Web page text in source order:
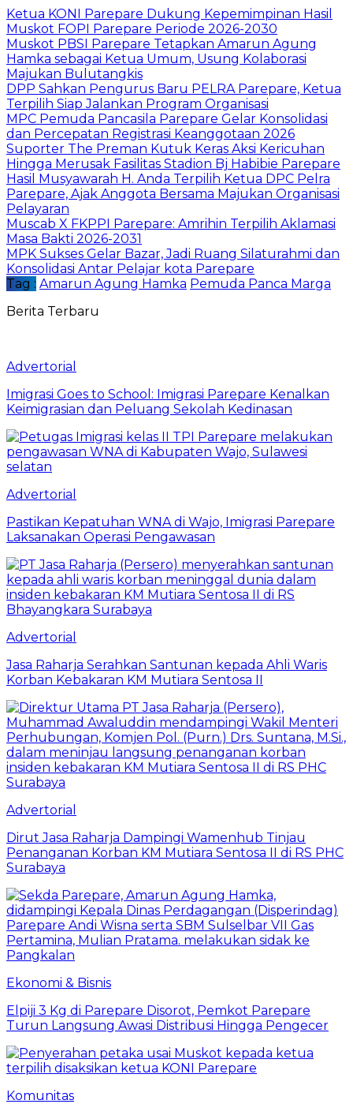
Ketua KONI Parepare Dukung Kepemimpinan Hasil
Muskot FOPI Parepare Periode 2026-2030
Muskot PBSI Parepare Tetapkan Amarun Agung
Hamka sebagai Ketua Umum, Usung Kolaborasi
Majukan Bulutangkis
DPP Sahkan Pengurus Baru PELRA Parepare, Ketua
Terpilih Siap Jalankan Program Organisasi
MPC Pemuda Pancasila Parepare Gelar Konsolidasi
dan Percepatan Registrasi Keanggotaan 2026
Suporter The Preman Kutuk Keras Aksi Kericuhan
Hingga Merusak Fasilitas Stadion Bj Habibie Parepare
Hasil Musyawarah H. Anda Terpilih Ketua DPC Pelra
Parepare, Ajak Anggota Bersama Majukan Organisasi
Pelayaran
Muscab X FKPPI Parepare: Amrihin Terpilih Aklamasi
Masa Bakti 2026-2031
MPK Sukses Gelar Bazar, Jadi Ruang Silaturahmi dan
Konsolidasi Antar Pelajar kota Parepare
Tag : Amarun Agung Hamka Pemuda Panca Marga
Berita Terbaru
Advertorial
Imigrasi Goes to School: Imigrasi Parepare Kenalkan
Keimigrasian dan Peluang Sekolah Kedinasan
Advertorial
Pastikan Kepatuhan WNA di Wajo, Imigrasi Parepare
Laksanakan Operasi Pengawasan
Advertorial
Jasa Raharja Serahkan Santunan kepada Ahli Waris
Korban Kebakaran KM Mutiara Sentosa II
Advertorial
Dirut Jasa Raharja Dampingi Wamenhub Tinjau
Penanganan Korban KM Mutiara Sentosa II di RS PHC
Surabaya
Ekonomi & Bisnis
Elpiji 3 Kg di Parepare Disorot, Pemkot Parepare
Turun Langsung Awasi Distribusi Hingga Pengecer
Komunitas